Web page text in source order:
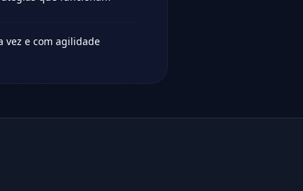
vez e com agilidade